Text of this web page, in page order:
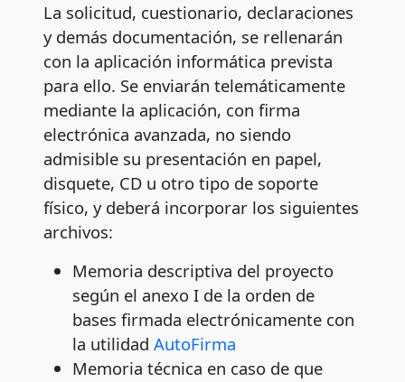
La solicitud, cuestionario, declaraciones
y demás documentación, se rellenarán
con la aplicación informática prevista
para ello. Se enviarán telemáticamente
mediante la aplicación, con firma
electrónica avanzada, no siendo
admisible su presentación en papel,
disquete, CD u otro tipo de soporte
físico, y deberá incorporar los siguientes
archivos:
Memoria descriptiva del proyecto
según el anexo I de la orden de
bases firmada electrónicamente con
la utilidad AutoFirma
Memoria técnica en caso de que